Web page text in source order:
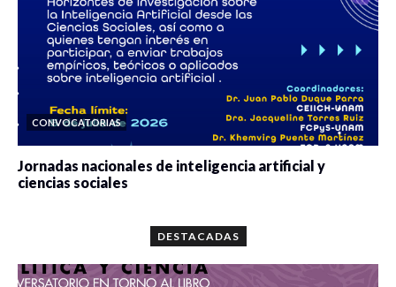
CONVOCATORIAS
Jornadas nacionales de inteligencia artificial y
ciencias sociales
DESTACADAS